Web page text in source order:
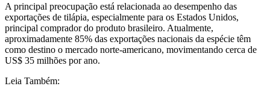
A principal preocupação está relacionada ao desempenho das
exportações de tilápia, especialmente para os Estados Unidos,
principal comprador do produto brasileiro. Atualmente,
aproximadamente 85% das exportações nacionais da espécie têm
como destino o mercado norte-americano, movimentando cerca de
US$ 35 milhões por ano.
Leia Também: